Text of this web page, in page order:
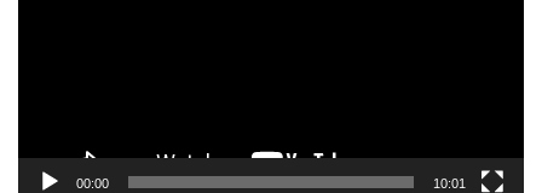
00:00 10:01